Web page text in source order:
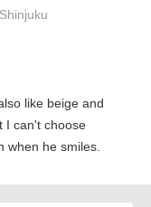
like beige and
I can't choose
when he smiles.